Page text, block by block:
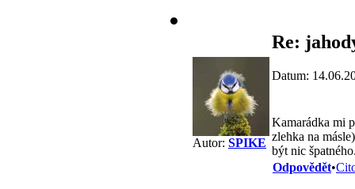
Autor: SPIKE
Re:
Datum:
Kamarádka mi
zlehka na
být nic
Odpovědět•